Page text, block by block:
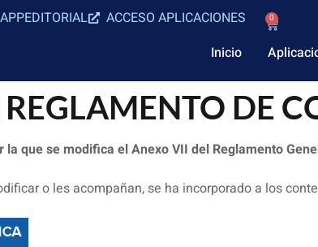
ACCESO APLICACIONES 0
Inicio
DE
que se modifica el Anexo VII del Reglamento
o les acompañan, se ha incorporado a los